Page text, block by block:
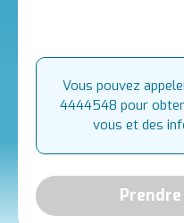
Vous pouvez
4444548 pour
vous et des